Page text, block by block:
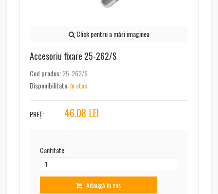
Click pentru a mări imaginea
Accesoriu fixare 25-262/S
Cod produs:25-262/S
Disponibilitate:In stoc
PREȚ: 46.08 LEI
Cantitate
Adaugă în coș